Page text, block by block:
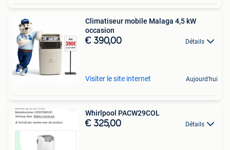
Climatiseur mobile Malaga 4,5 kW
occasion
€ 390,00 Détails
Visiter le site internet Aujourd'hui
Whirlpool PACW29COL
€ 325,00 Détails